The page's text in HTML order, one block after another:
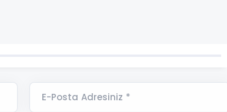
E-Posta Adresiniz *